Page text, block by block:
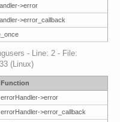
>error
>error_callback
- Line: 2 - File:
(Linux)
Function
errorHandler->error
errorHandler->error_callback